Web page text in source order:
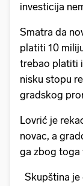
investicija
Smatra da
platiti 10
trebao platiti
nisku stopu
gradskog
Lovrić je
novac, a
ga zbog toga
Skupština